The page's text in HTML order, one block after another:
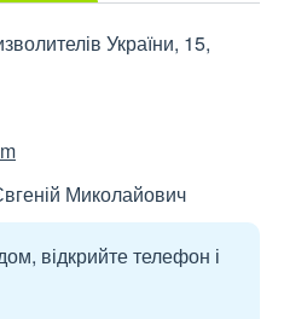
України, 15,
Миколайович
відкрийте телефон і